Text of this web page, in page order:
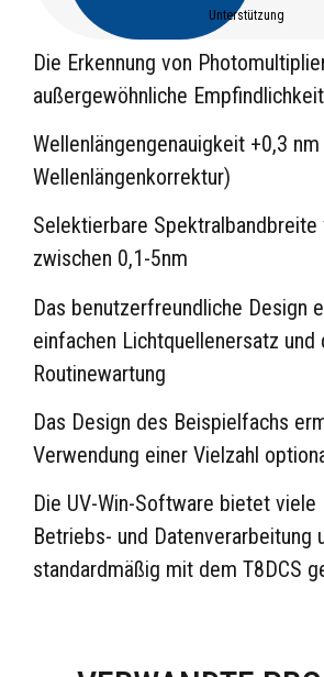
Unterstützung
Die Erkennung von
außergewöhnliche Empfindlichkeit
Wellenlängengenauigkeit +0,3
Wellenlängenkorrektur)
Selektierbare Spektralbandbreite
zwischen 0,1-5nm
Das benutzerfreundliche Design
einfachen Lichtquellenersatz und
Routinewartung
Das Design des Beispielfachs
Verwendung einer Vielzahl
Die UV-Win-Software bietet viele
Betriebs- und Datenverarbeitung
standardmäßig mit dem T8DCS